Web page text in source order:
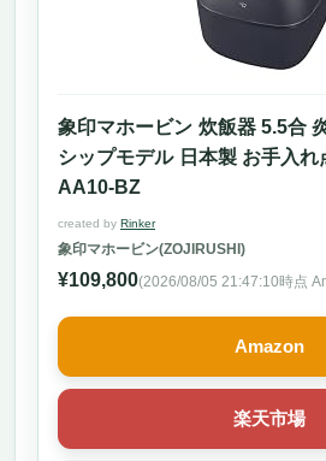
おすすめできる人・できな
調理) 12カップ(調理済み) IH
CRP-LHTR0609FW
もう「早く炊ける炊飯器
圧倒的な時短×味わいで“買
「早く炊ける炊飯器」と
最後の一台
早く炊ける炊飯器の決定版
器・ウォーマー NP-NWC18
象印マホービン 炊飯器 5.5合
シップモデル 日本製 お手入れ
AA10-BZ
created by Rinker
象印マホービン(ZOJIRUSHI)
¥109,800(2026/08/05 21:47:10時点
Amazon
楽天市場